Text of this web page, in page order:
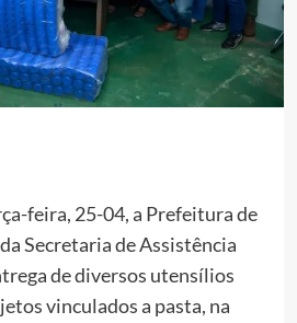
feira, 25-04, a Prefeitura de
Secretaria de Assistência
de diversos utensílios
vinculados a pasta, na